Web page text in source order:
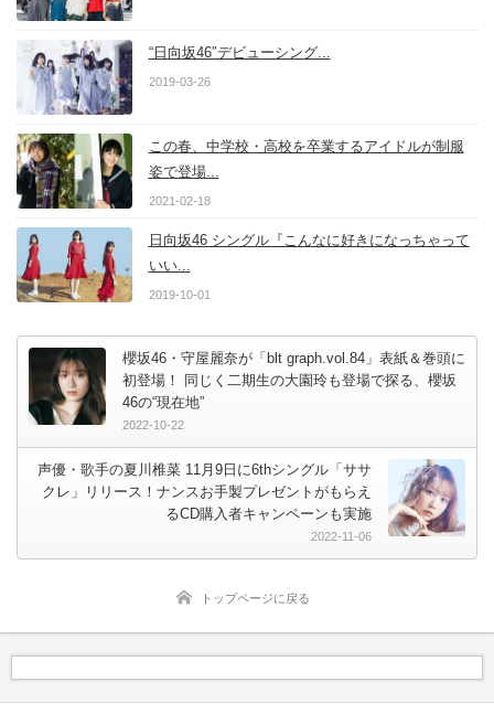
“日向坂46″デビューシング...
2019-03-26
この春、中学校・高校を卒業するアイドルが制服
姿で登場...
2021-02-18
日向坂46 シングル『こんなに好きになっちゃって
いい...
2019-10-01
櫻坂46・守屋麗奈が「blt graph.vol.84」表紙＆巻頭に
初登場！ 同じく二期生の大園玲も登場で探る、櫻坂
46の“現在地”
2022-10-22
声優・歌手の夏川椎菜 11月9日に6thシングル「ササ
クレ」リリース！ナンスお手製プレゼントがもらえ
るCD購入者キャンペーンも実施
2022-11-06
トップページに戻る